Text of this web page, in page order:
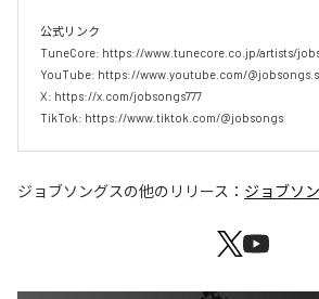
公式リンク
TuneCore: https://www.tunecore.co.jp/artists/
YouTube: https://www.youtube.com/
X: https://x.com/jobsongs777
TikTok: https://www.tiktok.com/@jobsongs
ジョブソングスの他のリリース： ジョブソ